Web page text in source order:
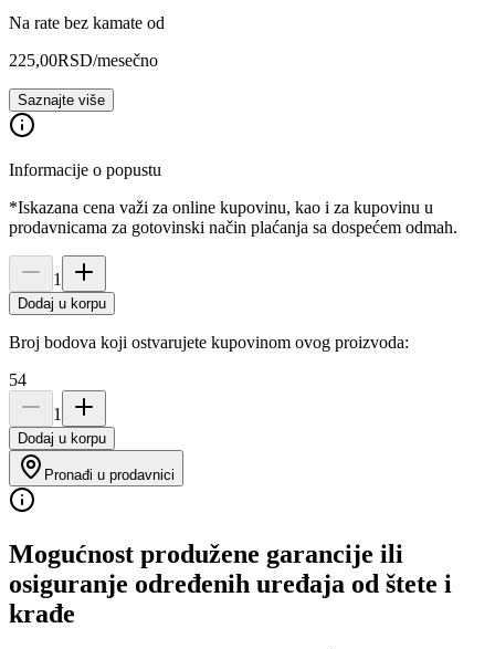
Na rate bez kamate od
225,00RSD/mesečno
Saznajte više
Informacije o popustu
*Iskazana cena važi za online kupovinu, kao i za kupovinu u
prodavnicama za gotovinski način plaćanja sa dospećem odmah.
1
Dodaj u korpu
Broj bodova koji ostvarujete kupovinom ovog proizvoda:
54
1
Dodaj u korpu
Pronađi u prodavnici
Mogućnost produžene garancije ili
osiguranje određenih uređaja od štete i
krađe